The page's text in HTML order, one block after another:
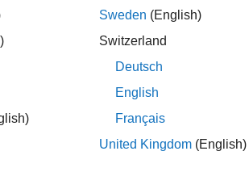
:
を使用して、MATLAB 関数からマルチ
Sweden (English)
Switzerland
Deutsch
English
Français
United Kingdom (English)